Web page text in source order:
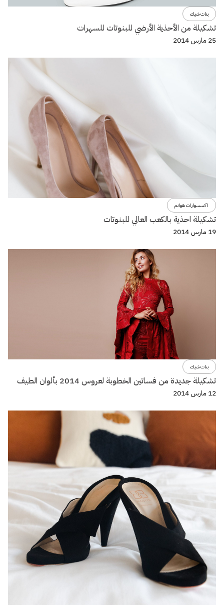
بنات شيك
تشكيلة من الأحذية الأرضي للبنوتات للسهرات
25 مارس 2014
اكسسوارات هوانم
تشكيلة احذية بالكعب العالي للبنوتات
19 مارس 2014
بنات شيك
تشكيلة جديدة من فساتين الخطوبة لعروس 2014 بألوان الطيف
12 مارس 2014